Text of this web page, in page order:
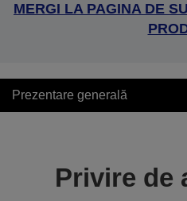
MERGI LA PAGINA DE
Prezentare generală
Privire de